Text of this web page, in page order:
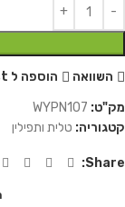
השוואה
הוספה ל Wishlist
מק"ט: WYPN107
קטגוריה: טלית ותפילין
Share: